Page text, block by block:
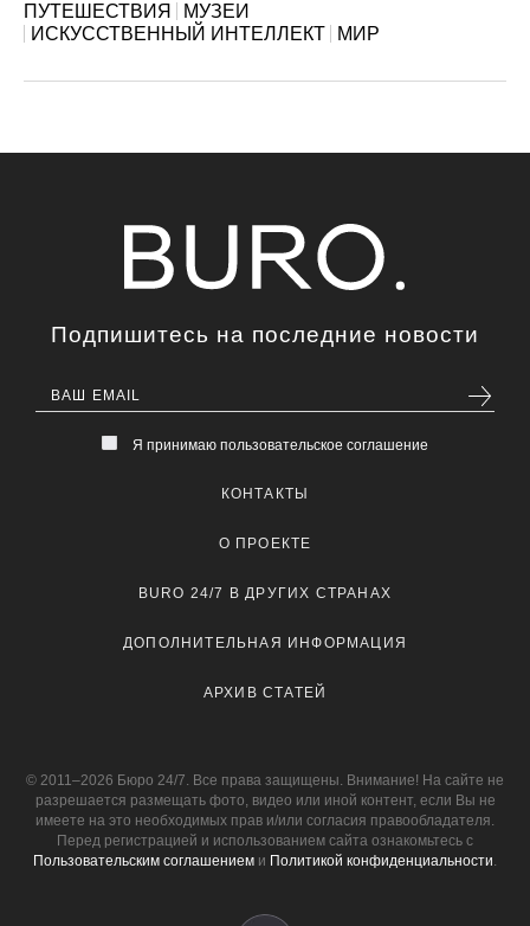
ПУТЕШЕСТВИЯ
МУЗЕИ
ИСКУССТВЕННЫЙ ИНТЕЛЛЕКТ
МИР
Подпишитесь на последние новости
Я принимаю пользовательское соглашение
КОНТАКТЫ
О ПРОЕКТЕ
BURO 24/7 В ДРУГИХ СТРАНАХ
ДОПОЛНИТЕЛЬНАЯ ИНФОРМАЦИЯ
АРХИВ СТАТЕЙ
© 2011–2026 Бюро 24/7. Все права защищены. Внимание! На сайте не
разрешается размещать фото, видео или иной контент, если Вы не
имеете на это необходимых прав и/или согласия правообладателя.
Перед регистрацией и использованием сайта ознакомьтесь с
Пользовательским соглашением и Политикой конфиденциальности.